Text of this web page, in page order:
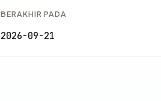
BERAKHIR PADA
2026-09-21